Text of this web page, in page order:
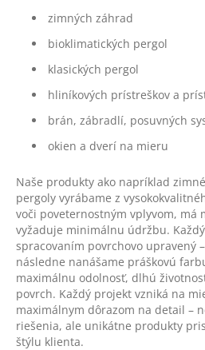
zimných záhrad
bioklimatických pergol
klasických pergol
hliníkových prístreškov a
brán, zábradlí, posuvných
okien a dverí na mieru
Naše produkty ako napríklad
pergoly vyrábame z
voči poveternostným vplyvom, má
vyžaduje minimálnu údržbu.
spracovaním povrchovo upravený
následne nanášame práškovú
maximálnu odolnosť, dlhú
povrch. Každý projekt vzniká na
maximálnym dôrazom na detail –
riešenia, ale unikátne produkty
štýlu klienta.